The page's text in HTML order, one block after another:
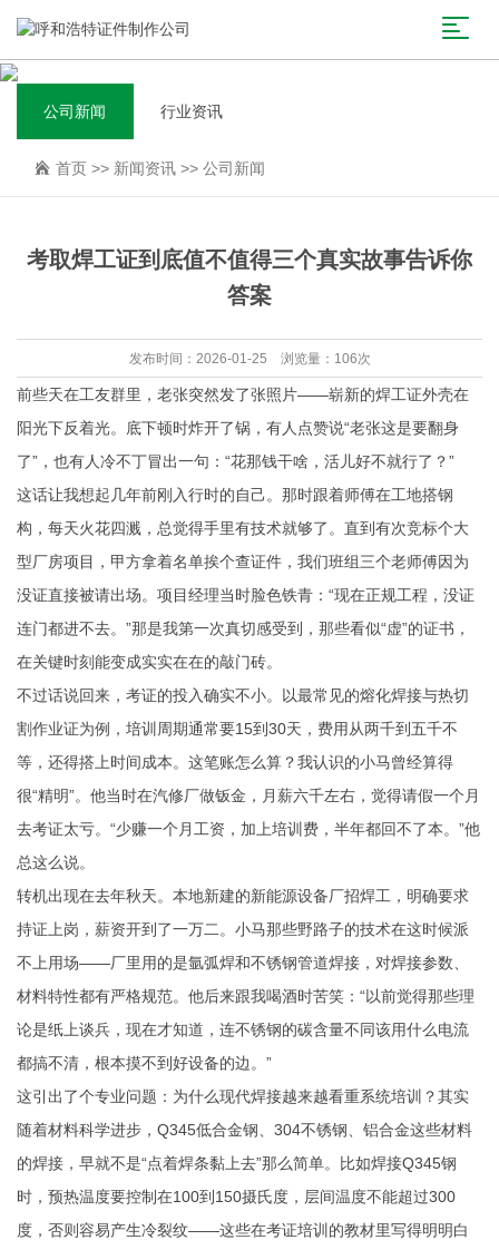
公司新闻 行业资讯
首页 >> 新闻资讯 >> 公司新闻
考取焊工证到底值不值得三个真实故事告诉你
答案
发布时间：2026-01-25 浏览量：106次
前些天在工友群里，老张突然发了张照片——崭新的焊工证外壳在
阳光下反着光。底下顿时炸开了锅，有人点赞说“老张这是要翻身
了”，也有人冷不丁冒出一句：“花那钱干啥，活儿好不就行了？”
这话让我想起几年前刚入行时的自己。那时跟着师傅在工地搭钢
构，每天火花四溅，总觉得手里有技术就够了。直到有次竞标个大
型厂房项目，甲方拿着名单挨个查证件，我们班组三个老师傅因为
没证直接被请出场。项目经理当时脸色铁青：“现在正规工程，没证
连门都进不去。”那是我第一次真切感受到，那些看似“虚”的证书，
在关键时刻能变成实实在在的敲门砖。
不过话说回来，考证的投入确实不小。以最常见的熔化焊接与热切
割作业证为例，培训周期通常要15到30天，费用从两千到五千不
等，还得搭上时间成本。这笔账怎么算？我认识的小马曾经算得
很“精明”。他当时在汽修厂做钣金，月薪六千左右，觉得请假一个月
去考证太亏。“少赚一个月工资，加上培训费，半年都回不了本。”他
总这么说。
转机出现在去年秋天。本地新建的新能源设备厂招焊工，明确要求
持证上岗，薪资开到了一万二。小马那些野路子的技术在这时候派
不上用场——厂里用的是氩弧焊和不锈钢管道焊接，对焊接参数、
材料特性都有严格规范。他后来跟我喝酒时苦笑：“以前觉得那些理
论是纸上谈兵，现在才知道，连不锈钢的碳含量不同该用什么电流
都搞不清，根本摸不到好设备的边。”
这引出了个专业问题：为什么现代焊接越来越看重系统培训？其实
随着材料科学进步，Q345低合金钢、304不锈钢、铝合金这些材料
的焊接，早就不是“点着焊条黏上去”那么简单。比如焊接Q345钢
时，预热温度要控制在100到150摄氏度，层间温度不能超过300
度，否则容易产生冷裂纹——这些在考证培训的教材里写得明明白